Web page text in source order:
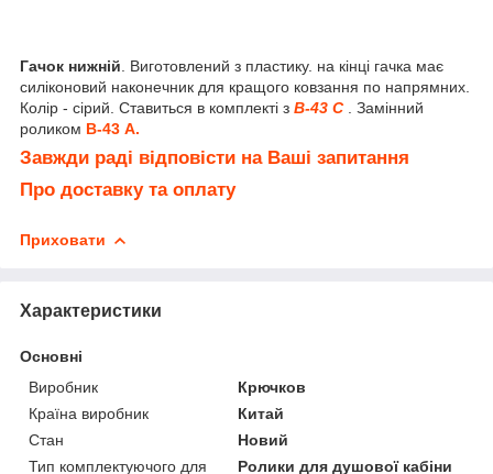
Гачок нижній . Виготовлений з пластику. на кінці гачка має
силіконовий наконечник для кращого ковзання по напрямних.
Колір - сірий. Ставиться в комплекті з В-43 С. Замінний
роликом В-43 А.
Завжди раді відповісти на Ваші запитання
Про доставку та оплату
Приховати
Характеристики
Основні
Виробник
Крючков
Країна виробник
Китай
Стан
Новий
Тип комплектуючого для
Ролики для душової кабіни